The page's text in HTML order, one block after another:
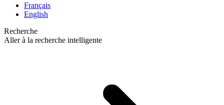
Français
English
Recherche
Aller à la recherche intelligente